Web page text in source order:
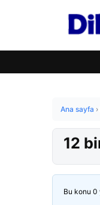
Ana sayfa ›
12
Bu konu 0